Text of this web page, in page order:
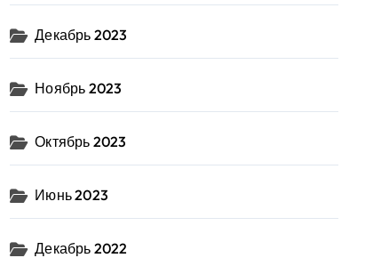
Декабрь 2023
Ноябрь 2023
Октябрь 2023
Июнь 2023
Декабрь 2022